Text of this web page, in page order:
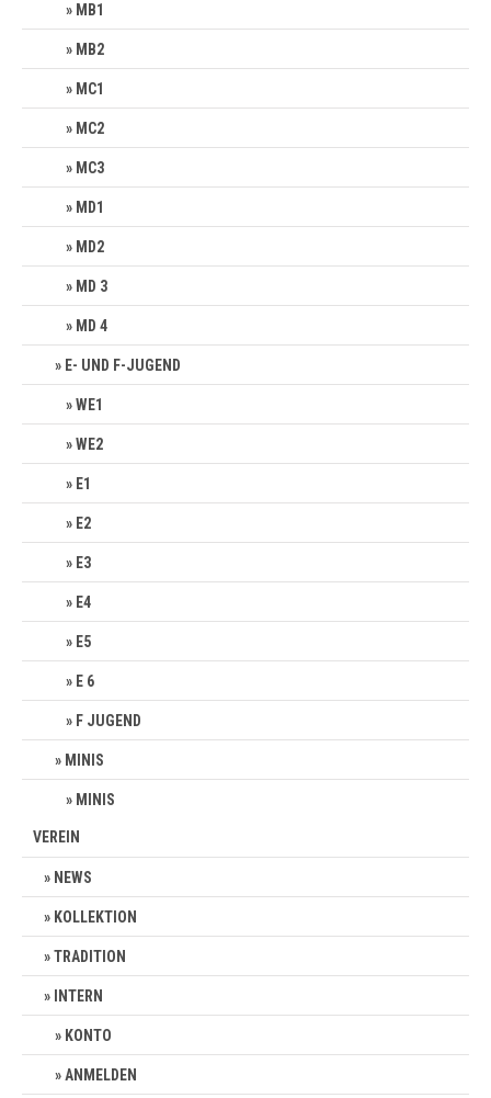
MB1
MB2
MC1
MC2
MC3
MD1
MD2
MD 3
MD 4
E- UND F-JUGEND
WE1
WE2
E1
E2
E3
E4
E5
E 6
F JUGEND
MINIS
MINIS
VEREIN
NEWS
KOLLEKTION
TRADITION
INTERN
KONTO
ANMELDEN